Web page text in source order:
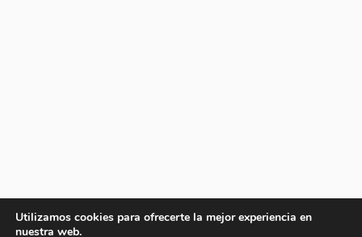
Utilizamos cookies para ofrecerte la mejor experiencia en
nuestra web.